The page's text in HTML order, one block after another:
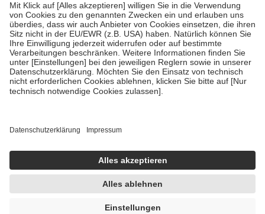
fallenkeine Zuzahlungenan bei:
• Kindern und Jugendlichen bis zum vollendeten 18. Lebensjahr
mit Ausnahme der Fahrkosten
• Untersuchungen zur Vorsorge und Früherkennung, die von der
GKV getragen werden
• empfohlenen Schutzimpfungen
• Harn- und Blutteststreifen
getroffen, um sicherzustellen, dass es sich um echte Bewertungen
https://help.etrusted.com/hc/de/articles/4419944605341
Einige Bilder und Inhalte wurden unter Zuhilfenahme künstlicher